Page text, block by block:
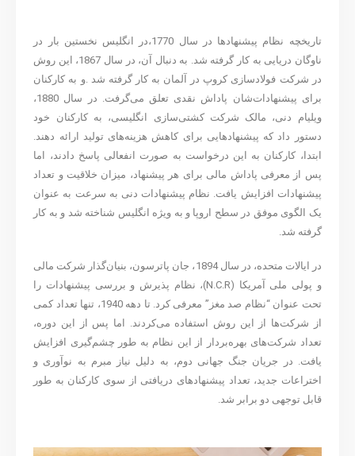
تاریخچه نظام پیشنهادها در سال 1770،در انگلیس نخستین بار در
ناوگان دریایی به کار گرفته شد. به دنبال آن، در سال 1867، این روش
در شرکت فولادسازی کروپ در آلمان به کار گرفته شد .و به کارکنان
برای پیشنهادات‌شان پاداش نقدی تعلق می‌گرفت. در سال 1880،
ویلیام دنی، مالک شرکت کشتی‌سازی انگلیسی، به کارکنان خود
دستور داد که پیشنهادهایی برای کاهش هزینه‌های تولید ارائه دهند.
ابتدا، کارکنان به این درخواست به صورت انفعالی پاسخ دادند، اما
پس از معرفی پاداش مالی برای هر پیشنهاد، میزان خلاقیت و تعداد
پیشنهادات افزایش یافت. نظام پیشنهادات دنی به سرعت به عنوان
یک الگوی موفق در سطح اروپا و به ویژه انگلیس شناخته شد و به کار
گرفته شد.
در ایالات متحده، در سال 1894، جان پاترسون، بنیان‌گذار شرکت مالی
و پولی ملی آمریکا (N.C.R)، نظام پذیرش و بررسی پیشنهادات را
تحت عنوان “نظام صد مغز” معرفی کرد. تا دهه 1940، تنها تعداد کمی
از شرکت‌ها از این روش استفاده می‌کردند. اما پس از این دوره،
تعداد شرکت‌های بهره‌بردار از این نظام به طور چشم‌گیری افزایش
یافت. در جریان جنگ جهانی دوم، به دلیل نیاز مبرم به نوآوری و
اختراعات جدید، تعداد پیشنهادهای دریافتی از سوی کارکنان به طور
قابل توجهی دو برابر شد.